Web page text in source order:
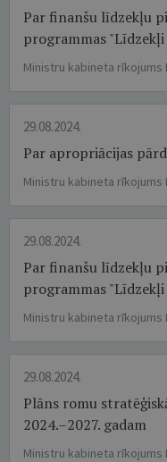
Par finanšu līdzekļu
programmas
Ministru kabineta rīkojums
29.08.2024.
Par apropriācijas
Ministru kabineta rīkojums
29.08.2024.
Par finanšu līdzekļu
programmas
Ministru kabineta rīkojums
29.08.2024.
Plāns romu
2024.–2027. gadam
Ministru kabineta rīkojums